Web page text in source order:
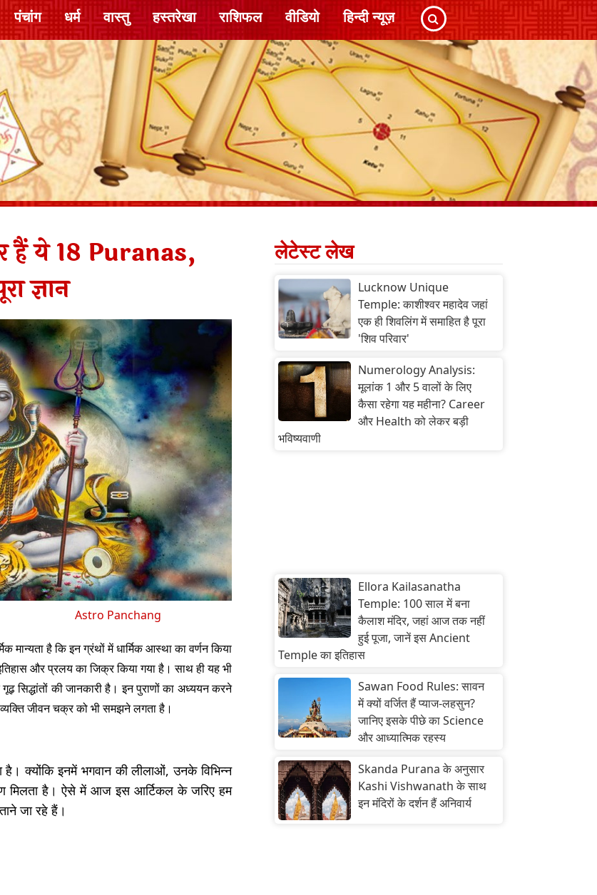
पंचांग धर्म वास्तु हस्तरेखा राशिफल वीडियो हिन्दी न्यूज़
ये 18 Puranas,
ज्ञान
Astro Panchang
मान्यता है कि इन ग्रंथों में धार्मिक आस्था का वर्णन किया
और प्रलय का जिक्र किया गया है। साथ ही यह भी
सिद्धांतों की जानकारी है। इन पुराणों का अध्ययन करने
जीवन चक्र को भी समझने लगता है।
क्योंकि इनमें भगवान की लीलाओं, उनके विभिन्न
मिलता है। ऐसे में आज इस आर्टिकल के जरिए हम
जा रहे हैं।
लेटेस्ट लेख
Lucknow Unique
Temple: काशीश्वर महादेव जहां
एक ही शिवलिंग में समाहित है पूरा
'शिव परिवार'
Numerology Analysis:
मूलांक 1 और 5 वालों के लिए
कैसा रहेगा यह महीना? Career
और Health को लेकर बड़ी
भविष्यवाणी
Ellora Kailasanatha
Temple: 100 साल में बना
कैलाश मंदिर, जहां आज तक नहीं
हुई पूजा, जानें इस Ancient
Temple का इतिहास
Sawan Food Rules: सावन
में क्यों वर्जित हैं प्याज-लहसुन?
जानिए इसके पीछे का Science
और आध्यात्मिक रहस्य
Skanda Purana के अनुसार
Kashi Vishwanath के साथ
इन मंदिरों के दर्शन हैं अनिवार्य